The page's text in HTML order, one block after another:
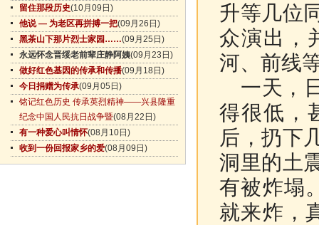
留住那段历史(10月09日)
他说 — 为老区再拼搏一把(09月26日)
黑茶山下那片烈士家园……(09月25日)
永远怀念晋绥老前辈庄静阿姨(09月23日)
做好红色基因的传承和传播(09月18日)
今日捐赠为传承(09月05日)
铭记红色历史 传承英烈精神——兴县隆重
纪念中国人民抗日战争暨(08月22日)
有一种爱心叫情怀(08月10日)
收到一份回报家乡的爱(08月09日)
升等几位
众演出，
河、前线
一天，
得很低，
后，扔下
洞里的土
有被炸塌
就来炸，